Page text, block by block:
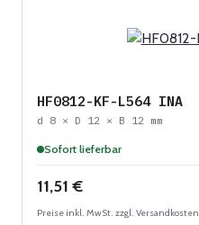
HF0812-KF-L564 INA
d 8 × D 12 × B 12 mm
Sofort lieferbar
Regulärer Preis:
11,51 €
Preise inkl. MwSt. zzgl. Versandkosten